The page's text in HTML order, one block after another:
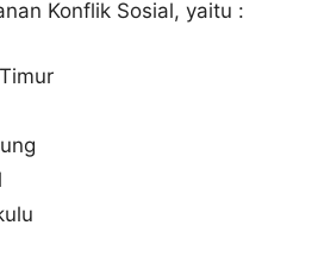
Konflik Sosial, yaitu :